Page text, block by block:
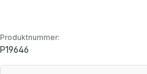
Produktnummer:
P19646